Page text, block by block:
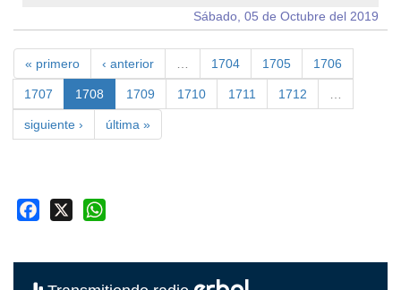
Sábado, 05 de Octubre del 2019
« primero ‹ anterior 1704 1705 1706
1707 1708 1709 1710 1711 1712
siguiente › última »
Facebook